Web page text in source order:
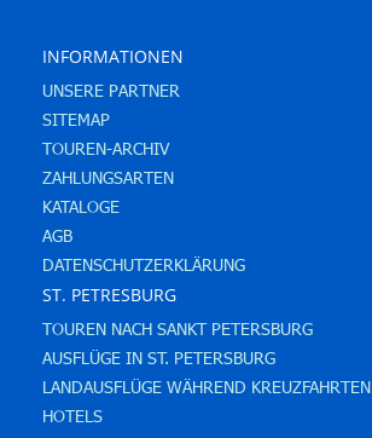
INFORMATIONEN
UNSERE PARTNER
SITEMAP
TOUREN-ARCHIV
ZAHLUNGSARTEN
KATALOGE
AGB
DATENSCHUTZERKLÄRUNG
ST. PETRESBURG
TOUREN NACH SANKT PETERSBURG
AUSFLÜGE IN ST. PETERSBURG
LANDAUSFLÜGE WÄHREND KREUZFAHRTEN
HOTELS